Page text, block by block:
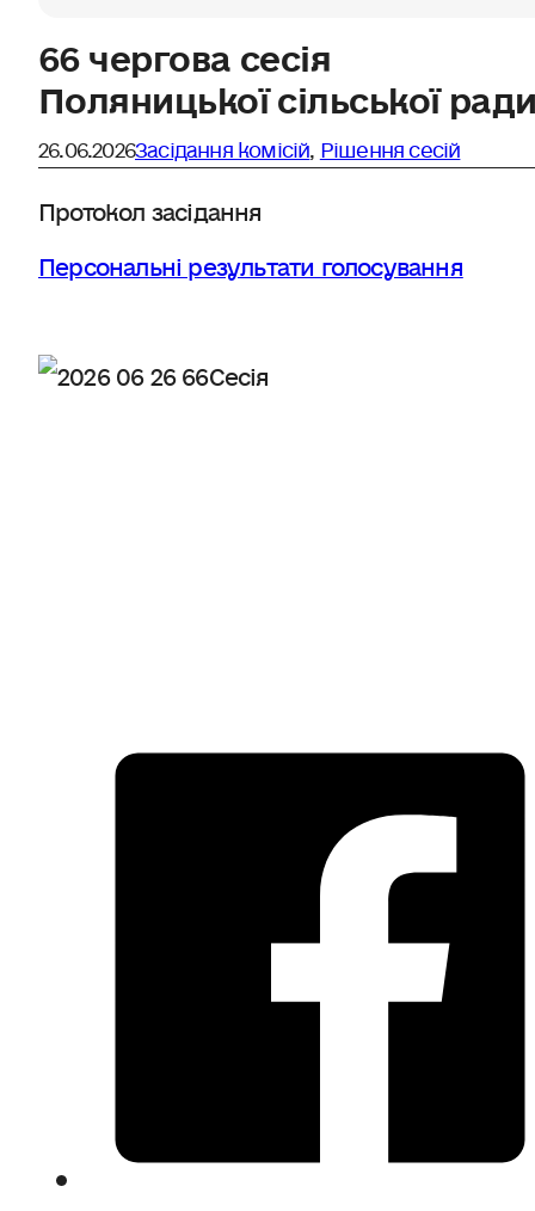
66 чергова сесія
Поляницької сільської
26.06.2026Засідання комісій Рішення сесій
Протокол засідання
Персональні результати голосування